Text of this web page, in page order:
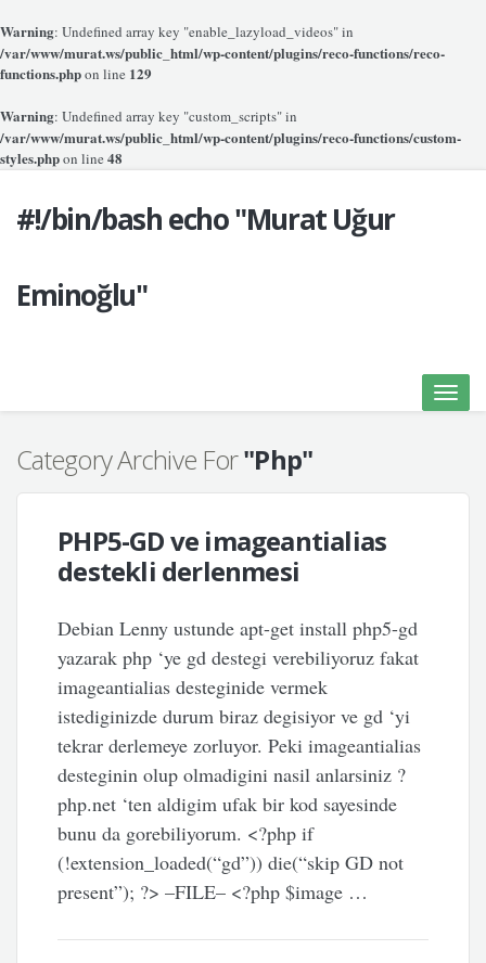
Warning: Undefined array key "enable_lazyload_videos" in
/var/www/murat.ws/public_html/wp-content/plugins/reco-functions/reco-
functions.phpon line 129
Warning: Undefined array key "custom_scripts" in
/var/www/murat.ws/public_html/wp-content/plugins/reco-functions/custom-
styles.phpon line 48
#!/bin/bash echo "Murat Uğur
Eminoğlu"
Toggle
Category Archive For"Php"
PHP5-GD ve imageantialias
destekli derlenmesi
Debian Lenny ustunde apt-get install php5-gd
yazarak php ‘ye gd destegi verebiliyoruz fakat
imageantialias desteginide vermek
istediginizde durum biraz degisiyor ve gd ‘yi
tekrar derlemeye zorluyor. Peki imageantialias
desteginin olup olmadigini nasil anlarsiniz ?
php.net ‘ten aldigim ufak bir kod sayesinde
bunu da gorebiliyorum. <?php if
(!extension_loaded(“gd”)) die(“skip GD not
present”); ?> –FILE– <?php $image …